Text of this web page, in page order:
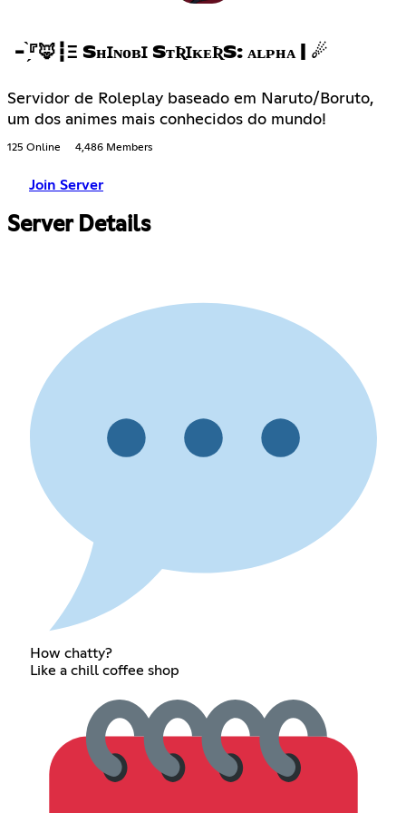
- ̗̀『🦊┇Ξ SʜꞮɴᴏʙꞮ SᴛƦꞮᴋᴇƦS: ᴀʟᴘʜᴀ | ☄
Servidor de Roleplay baseado em Naruto/Boruto,
um dos animes mais conhecidos do mundo!
125 Online 4,486 Members
Join Server
Server Details
How chatty?
Like a chill coffee shop